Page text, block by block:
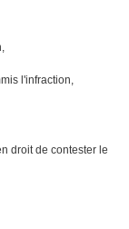
l'infraction,
droit de contester le